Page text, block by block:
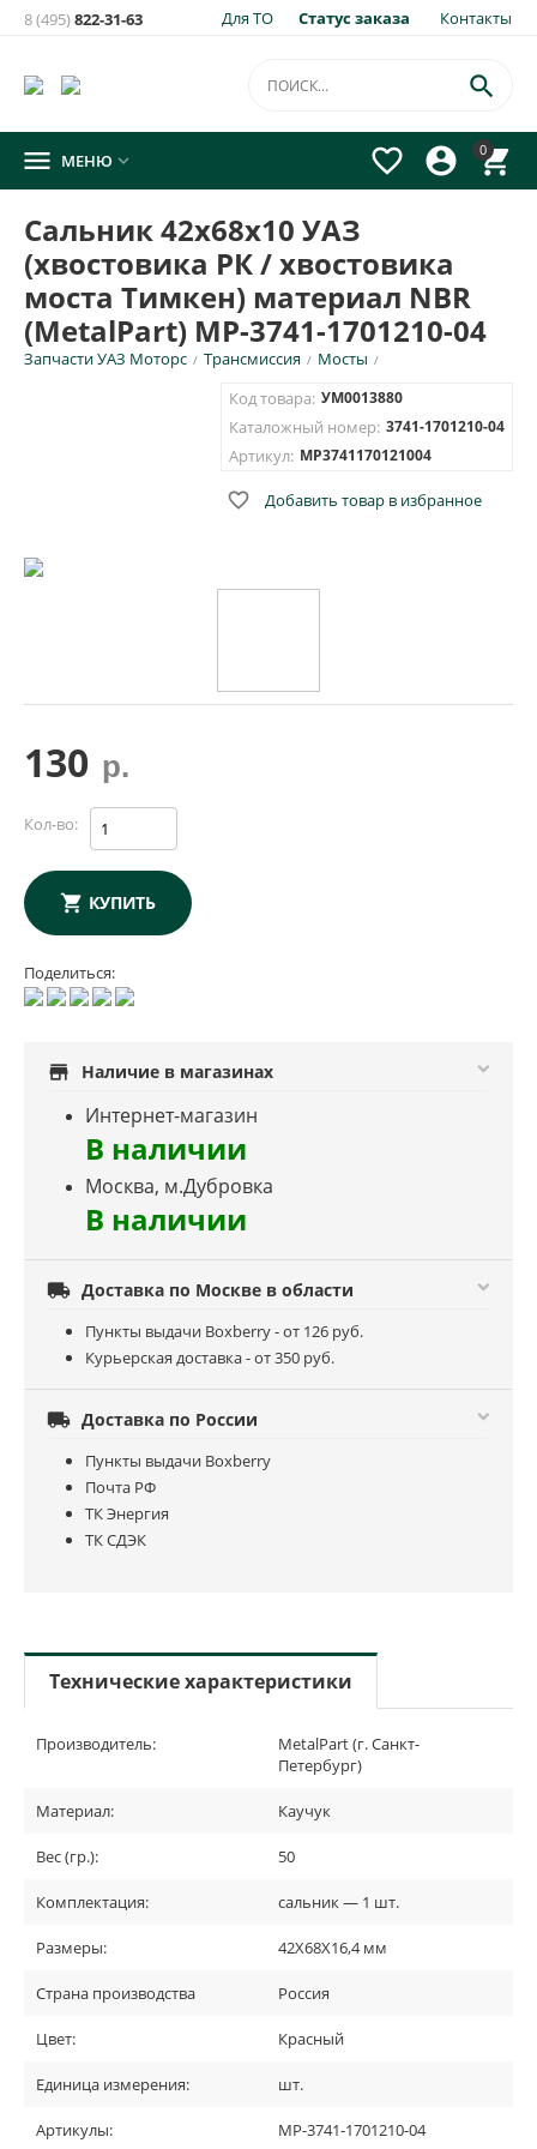
Для ТО Статус заказа Контакты
8 (495)822-31-63
0




 МЕНЮ 
Сальник 42х68х10 УАЗ
(хвостовика РК / хвостовика
моста Тимкен) материал NBR
(MetalPart) МР-3741-1701210-04
Запчасти УАЗ Моторс / Трансмиссия / Мосты /
Код товара: УМ0013880
Каталожный номер: 3741-1701210-04
Артикул: MP3741170121004
 Добавить товар в избранное
130 р.
Кол-во:
КУПИТЬ
Поделиться:
store Наличие в магазинах
Интернет-магазин
В наличии
Москва, м.Дубровка
В наличии
 Доставка по Москве в области
Пункты выдачи Boxberry - от 126 руб.
Курьерская доставка - от 350 руб.
 Доставка по России
Пункты выдачи Boxberry
Почта РФ
ТК Энергия
ТК СДЭК
Технические характеристики
Производитель:
MetalPart (г. Санкт-
Петербург)
Материал: Каучук
Вес (гр.): 50
Комплектация: сальник — 1 шт.
Размеры: 42Х68Х16,4 мм
Страна производства Россия
Цвет: Красный
Единица измерения: шт.
Артикулы: MP-3741-1701210-04